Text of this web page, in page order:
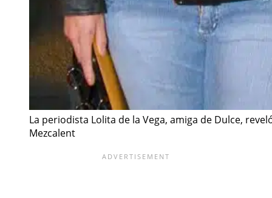
La periodista Lolita de la Vega, amiga de Dulce,
Mezcalent